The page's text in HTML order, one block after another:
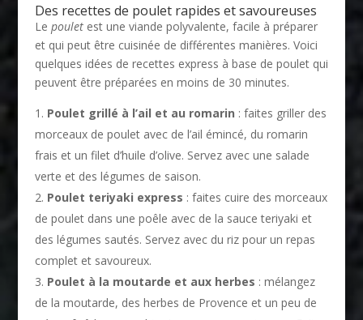
Des recettes de poulet rapides et savoureuses
Le pouletest une viande polyvalente, facile à préparer
et qui peut être cuisinée de différentes manières. Voici
quelques idées de recettes express à base de poulet qui
peuvent être préparées en moins de 30 minutes.
Poulet grillé à l’ail et au romarin : faites griller des
morceaux de poulet avec de l’ail émincé, du romarin
frais et un filet d’huile d’olive. Servez avec une salade
verte et des légumes de saison.
Poulet teriyaki express : faites cuire des morceaux
de poulet dans une poêle avec de la sauce teriyaki et
des légumes sautés. Servez avec du riz pour un repas
complet et savoureux.
Poulet à la moutarde et aux herbes : mélangez
de la moutarde, des herbes de Provence et un peu de